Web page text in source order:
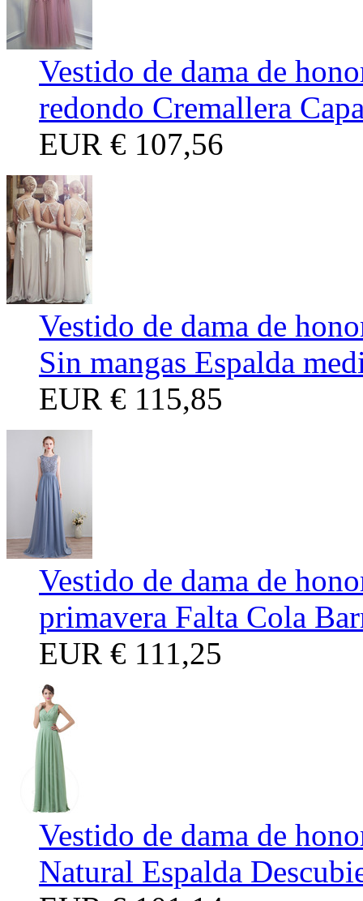
Vestido de dama de
redondo Cremallera
EUR € 107,56
Vestido de dama de
Sin mangas Espalda
EUR € 115,85
Vestido de dama de
primavera Falta Cola
EUR € 111,25
Vestido de dama de
Natural Espalda